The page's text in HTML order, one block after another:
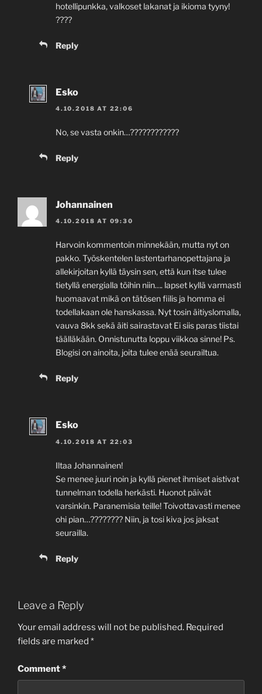
hotellipunkka, valkoset lakanat ja ikioma tyyny!
????
Reply
Esko
4.10.2018 AT 22:06
No, se vasta onkin…????????????
Reply
Johannainen
4.10.2018 AT 09:30
Harvoin kommentoin minnekään, mutta nyt on
pakko. Työskentelen lastentarhanopettajana ja
allekirjoitan kyllä täysin sen, että kun itse tulee
tietyllä energialla töihin niin…. lapset kyllä varmasti
huomaavat mikä on tätösen fiilis ja homma ei
todellakaan ole hanskassa. Nyt tosin äitiyslomalla,
vauva 8kk sekä äiti sairastavat Ei siis paras tiistai
täälläkään. Onnistunutta loppu viikkoa sinne! Ps.
Blogisi on ainoita, joita tulee enää seurailtua.
Reply
Esko
4.10.2018 AT 22:03
Iltaa Johannainen!
Se menee juuri noin ja kyllä pienet ihmiset aistivat
tunnelman todella herkästi. Huonot päivät
varsinkin. Paranemisia teille! Toivottavasti menee
ohi pian…???????? Niin, ja tosi kiva jos jaksat
seurailla.
Reply
Leave a Reply
Your email address will not be published. Required
fields are marked *
Comment*